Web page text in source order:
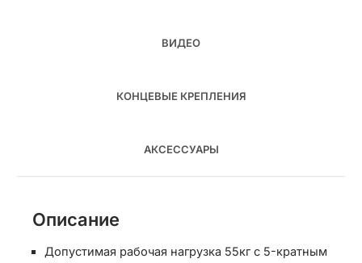
ВИДЕО
КОНЦЕВЫЕ КРЕПЛЕНИЯ
АКСЕССУАРЫ
Описание
Допустимая рабочая нагрузка 55кг с 5-кратным